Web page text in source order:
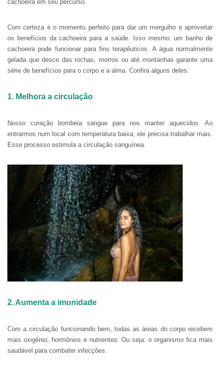
cachoeira em seu percurso.
Com certeza é o momento perfeito para dar um mergulho e aproveitar
os benefícios da cachoeira para a saúde. Isso mesmo: um banho de
cachoeira pode funcionar para fins terapêuticos. A água normalmente
gelada que desce das rochas, morros ou até montanhas garante uma
série de benefícios para o corpo e a alma. Confira alguns deles:
1. Melhora a circulação
Nosso coração bombeia sangue para nos manter aquecidos. Ao
entrarmos num local com temperatura baixa, ele precisa trabalhar mais.
Esse processo estimula a circulação sanguínea.
2. Aumenta a imunidade
Com a circulação funcionando bem, todas as áreas do corpo recebem
mais oxigênio, hormônios e nutrientes. Ou seja: o organismo fica mais
saudável para combater infecções.